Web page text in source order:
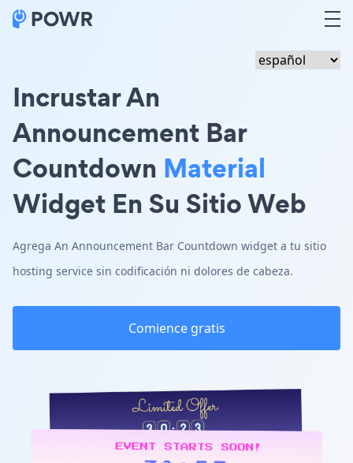
Incrustar An
Announcement Bar
Countdown Material
Widget En Su Sitio Web
Agrega An Announcement Bar Countdown widget a tu sitio
hosting service sin codificación ni dolores de cabeza.
Comience gratis